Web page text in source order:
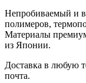
Непробиваемый и
полимеров,
Материалы
из Японии.
Доставка в любую
почта.